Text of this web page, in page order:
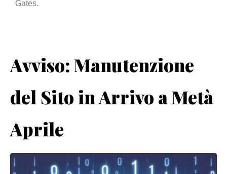
Gates.
Avviso: Manutenzione
del Sito in Arrivo a Metà
Aprile